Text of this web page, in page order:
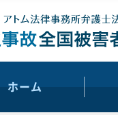
ホーム